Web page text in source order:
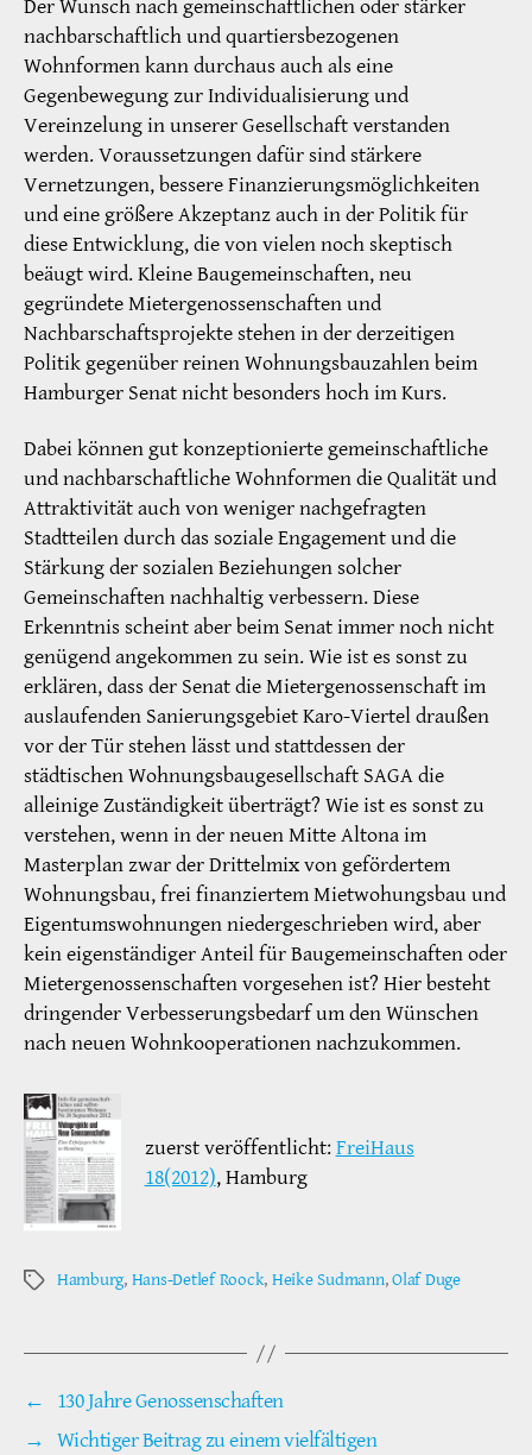
Der Wunsch nach gemeinschaftlichen oder stärker
nachbarschaftlich und quartiersbezogenen
Wohnformen kann durchaus auch als eine
Gegenbewegung zur Individualisierung und
Vereinzelung in unserer Gesellschaft verstanden
werden. Voraussetzungen dafür sind stärkere
Vernetzungen, bessere Finanzierungsmöglichkeiten
und eine größere Akzeptanz auch in der Politik für
diese Entwicklung, die von vielen noch skeptisch
beäugt wird. Kleine Baugemeinschaften, neu
gegründete Mietergenossenschaften und
Nachbarschaftsprojekte stehen in der derzeitigen
Politik gegenüber reinen Wohnungsbauzahlen beim
Hamburger Senat nicht besonders hoch im Kurs.
Dabei können gut konzeptionierte gemeinschaftliche
und nachbarschaftliche Wohnformen die Qualität und
Attraktivität auch von weniger nachgefragten
Stadtteilen durch das soziale Engagement und die
Stärkung der sozialen Beziehungen solcher
Gemeinschaften nachhaltig verbessern. Diese
Erkenntnis scheint aber beim Senat immer noch nicht
genügend angekommen zu sein. Wie ist es sonst zu
erklären, dass der Senat die Mietergenossenschaft im
auslaufenden Sanierungsgebiet Karo-Viertel draußen
vor der Tür stehen lässt und stattdessen der
städtischen Wohnungsbaugesellschaft SAGA die
alleinige Zuständigkeit überträgt? Wie ist es sonst zu
verstehen, wenn in der neuen Mitte Altona im
Masterplan zwar der Drittelmix von gefördertem
Wohnungsbau, frei finanziertem Mietwohungsbau und
Eigentumswohnungen niedergeschrieben wird, aber
kein eigenständiger Anteil für Baugemeinschaften oder
Mietergenossenschaften vorgesehen ist? Hier besteht
dringender Verbesserungsbedarf um den Wünschen
nach neuen Wohnkooperationen nachzukommen.
zuerst veröffentlicht:FreiHaus
18(2012), Hamburg
Schlagwörter
Hamburg, Hans-Detlef Roock, Heike Sudmann,Olaf Duge
←
130 Jahre Genossenschaften
→ Wichtiger Beitrag zu einem vielfältigen